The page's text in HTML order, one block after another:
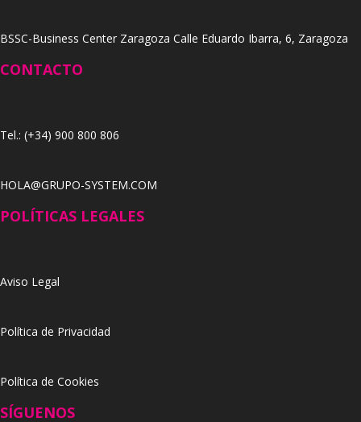
BSSC-Business Center Zaragoza Calle Eduardo Ibarra, 6, Zaragoza
CONTACTO
Tel.: (+34) 900 800 806
HOLA@GRUPO-SYSTEM.COM
POLÍTICAS LEGALES
Aviso Legal
Política de Privacidad
Política de Cookies
SÍGUENOS